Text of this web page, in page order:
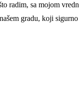
radim, sa mojom
gradu, koji